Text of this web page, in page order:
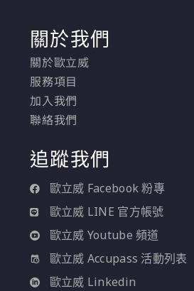
關於我們
關於歐立威
服務項目
加入我們
聯絡我們
追蹤我們
歐立威 Facebook 粉專
歐立威 LINE 官方帳號
歐立威 Youtube 頻道
歐立威 Accupass 活動列表
歐立威 Linkedin